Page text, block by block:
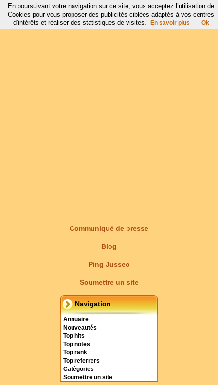
Communiqué de presse
Blog
Ping Jusseo
Soumettre un site
Navigation
Annuaire
Nouveautés
Top hits
Top notes
Top rank
Top referrers
Catégories
Soumettre un site
En poursuivant votre navigation sur ce site, vous acceptez l’utilisation de
Cookies pour vous proposer des publicités ciblées adaptés à vos centres
d’intérêts et réaliser des statistiques de visites.
En savoir plus Ok